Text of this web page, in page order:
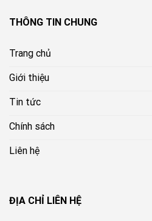
THÔNG TIN CHUNG
Trang chủ
Giới thiệu
Tin tức
Chính sách
Liên hệ
ĐỊA CHỈ LIÊN HỆ